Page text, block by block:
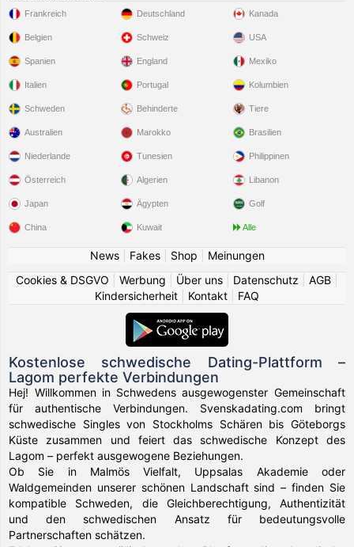
Frankreich
Belgien
Spanien
Italien
Schweden
Deutschland
Schweiz
England
Portugal
Behinderte
Kanada
USA
Mexiko
Kolumbien
Tiere
Australien
Niederlande
Österreich
Japan
China
Marokko
Tunesien
Algerien
Ägypten
Kuwait
Brasilien
Philippinen
Libanon
Golf
Alle
News| Fakes| Shop
Meinungen
Cookies & DSGVO
Werbung Über uns Datenschutz AGB
Kindersicherheit
Kontakt FAQ
Kostenlose schwedische Dating-Plattform –
Lagom perfekte Verbindungen
Hej! Willkommen in Schwedens ausgewogenster Gemeinschaft
für authentische Verbindungen. Svenskadating.com bringt
schwedische Singles von Stockholms Schären bis Göteborgs
Küste zusammen und feiert das schwedische Konzept des
Lagom – perfekt ausgewogene Beziehungen.
Ob Sie in Malmös Vielfalt, Uppsalas Akademie oder
Waldgemeinden unserer schönen Landschaft sind – finden Sie
kompatible Schweden, die Gleichberechtigung, Authentizität
und den schwedischen Ansatz für bedeutungsvolle
Partnerschaften schätzen.